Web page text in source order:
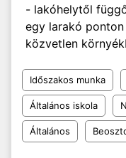
- lakóhelytől
egy larakó
közvetlen
Időszakos munka
Általános iskola
Általános